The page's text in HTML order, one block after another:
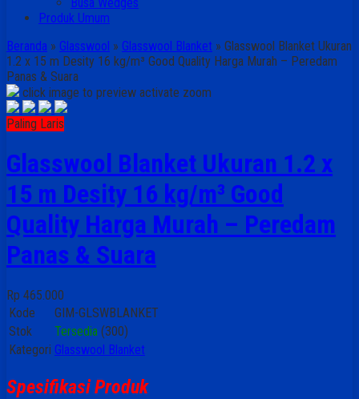
Produk Umum
Beranda » Glasswool » Glasswool Blanket » Glasswool Blanket Ukuran
1.2 x 15 m Desity 16 kg/m³ Good Quality Harga Murah – Peredam
Panas & Suara
click image to preview activate zoom
Paling Laris
Glasswool Blanket Ukuran 1.2 x
15 m Desity 16 kg/m³ Good
Quality Harga Murah – Peredam
Panas & Suara
Rp 465.000
Kode
GIM-GLSWBLANKET
Stok
Tersedia (300)
Kategori Glasswool Blanket
Spesifikasi Produk